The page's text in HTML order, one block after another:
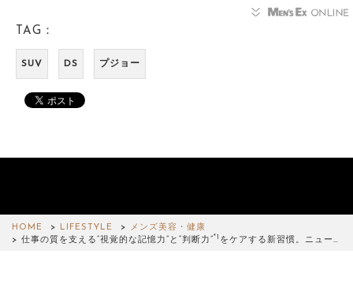
TAG：
SUV DS プジョー
HOME LIFESTYLE
メンズ美容・健康
仕事の質を支える“視覚的な記憶力”と“判断力”*1 をケアする新習慣。ニュー…